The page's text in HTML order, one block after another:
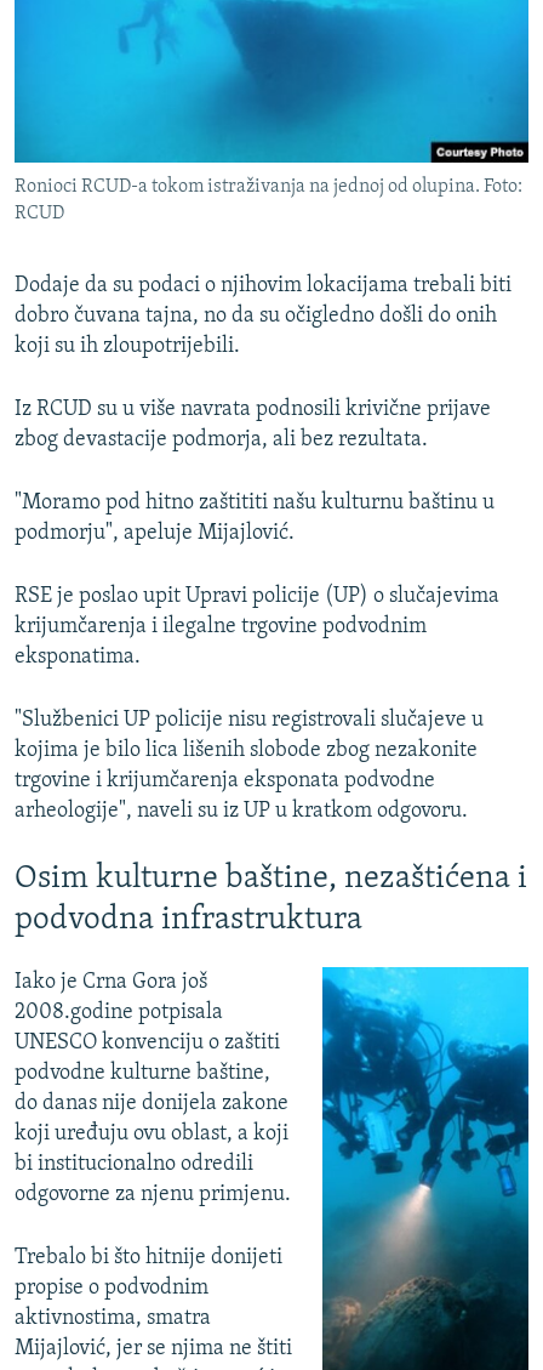
Ronioci RCUD-a tokom istraživanja na jednoj od olupina. Foto:
RCUD
Dodaje da su podaci o njihovim lokacijama trebali biti
dobro čuvana tajna, no da su očigledno došli do onih
koji su ih zloupotrijebili.
Iz RCUD su u više navrata podnosili krivične prijave
zbog devastacije podmorja, ali bez rezultata.
"Moramo pod hitno zaštititi našu kulturnu baštinu u
podmorju", apeluje Mijajlović.
RSE je poslao upit Upravi policije (UP) o slučajevima
krijumčarenja i ilegalne trgovine podvodnim
eksponatima.
"Službenici UP policije nisu registrovali slučajeve u
kojima je bilo lica lišenih slobode zbog nezakonite
trgovine i krijumčarenja eksponata podvodne
arheologije", naveli su iz UP u kratkom odgovoru.
Osim kulturne baštine, nezaštićena i
podvodna infrastruktura
Iako je Crna Gora još
2008.godine potpisala
UNESCO konvenciju o zaštiti
podvodne kulturne baštine,
do danas nije donijela zakone
koji uređuju ovu oblast, a koji
bi institucionalno odredili
odgovorne za njenu primjenu.
Trebalo bi što hitnije donijeti
propise o podvodnim
aktivnostima, smatra
Mijajlović, jer se njima ne štiti